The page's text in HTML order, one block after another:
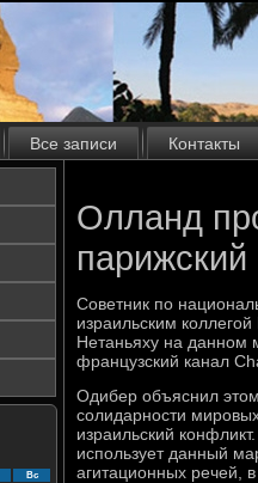
Все записи Контакты
Вс
Олланд
Советник по
израильским
Нетаньяху на данном
французский канал
Одибер объяснил
солидарности
израильский
использует данный
агитационных речей,